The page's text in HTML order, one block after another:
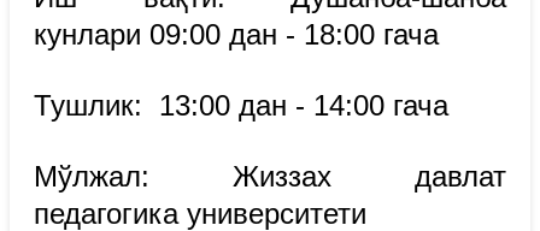
кунлари 09:00 дан - 18:00 гача
Тушлик: 13:00 дан - 14:00 гача
Мўлжал: Жиззах давлат
педагогика университети